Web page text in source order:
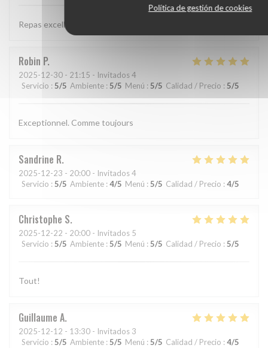
Política de gestión de cookies
Repas excellent, de très bonne qualité
Robin P
2025-12-30 - 21:15 - Invitados 4
Servicio : 5/5 Ambiente : 5/5 Menú : 5/5 Calidad / Precio : 5/5
Exceptionnel. Comme toujours
Sandrine R
2025-12-23 - 20:00 - Invitados 4
Servicio : 5/5 Ambiente :4/5 Menú : 5/5 Calidad / Precio : 4/5
Christophe S
2025-12-22 - 20:00 - Invitados 5
Servicio : 5/5 Ambiente : 5/5 Menú : 5/5 Calidad / Precio : 5/5
Tout!
Guillaume A
2025-12-12 - 13:30 - Invitados 3
Servicio : 5/5 Ambiente : 5/5 Menú : 5/5 Calidad / Precio : 4/5